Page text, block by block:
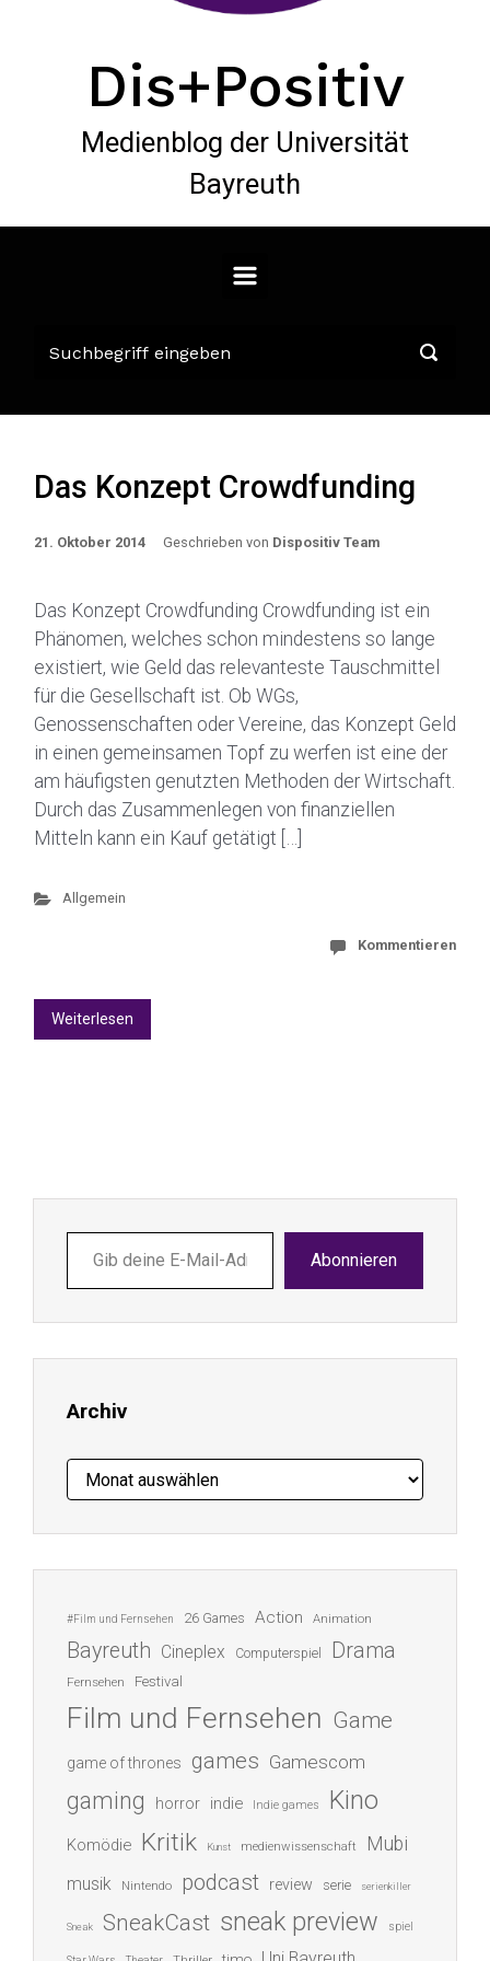
Dis+Positiv
Medienblog der Universität
Bayreuth
Das Konzept Crowdfunding
21. Oktober 2014 Geschrieben von Dispositiv Team
Das Konzept Crowdfunding Crowdfunding ist ein
Phänomen, welches schon mindestens so lange
existiert, wie Geld das relevanteste Tauschmittel
für die Gesellschaft ist. Ob WGs,
Genossenschaften oder Vereine, das Konzept Geld
in einen gemeinsamen Topf zu werfen ist eine der
am häufigsten genutzten Methoden der Wirtschaft.
Durch das Zusammenlegen von finanziellen
Mitteln kann ein Kauf getätigt […]
Allgemein
Kommentieren
Weiterlesen
deine
E-
ein ...
Abonnieren
Archiv
Archiv
#Film und Fernsehen 26 Games Action Animation
Bayreuth Cineplex Computerspiel Drama
Fernsehen Festival
Film und Fernsehen Game
game of thrones games Gamescom
gaming horror indie Indie games Kino
Komödie Kritik Kunst medienwissenschaft Mubi
musik Nintendo podcast review serie serienkiller
Sneak SneakCast sneak preview spiel